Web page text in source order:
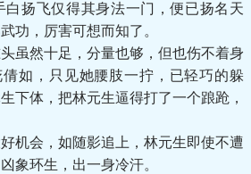
白扬飞仅得其身法一门，便已扬名天
功，厉害可想而知了。
然十足，分量也够，但也伤不着身
倩如，只见她腰肢一拧，已轻巧的躲
下体，把林元生逼得打了一个踉跄，
会，如随影追上，林元生即使不遭
象环生，出一身冷汗。